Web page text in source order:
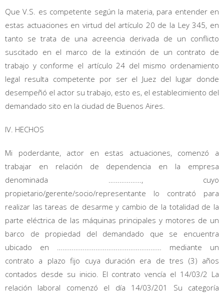
Que V.S. es competente según la materia, para entender en
estas actuaciones en virtud del artículo 20 de la Ley 345, en
tanto se trata de una acreencia derivada de un conflicto
suscitado en el marco de la extinción de un contrato de
trabajo y conforme el artículo 24 del mismo ordenamiento
legal resulta competente por ser el Juez del lugar donde
desempeñó el actor su trabajo, esto es, el establecimiento del
demandado sito en la ciudad de Buenos Aires.
IV. HECHOS
Mi poderdante, actor en estas actuaciones, comenzó a
trabajar en relación de dependencia en la empresa
denominada ………………, cuyo
propietario/gerente/socio/representante lo contrató para
realizar las tareas de desarme y cambio de la totalidad de la
parte eléctrica de las máquinas principales y motores de un
barco de propiedad del demandado que se encuentra
ubicado en ………………………………………………… mediante un
contrato a plazo fijo cuya duración era de tres (3) años
contados desde su inicio. El contrato vencía el 14/03/2 La
relación laboral comenzó el día 14/03/201 Su categoría